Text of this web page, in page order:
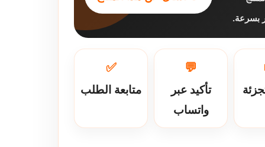
بسرعة.
💬
تأكيد عبر
واتساب
✅
متابعة الطلب